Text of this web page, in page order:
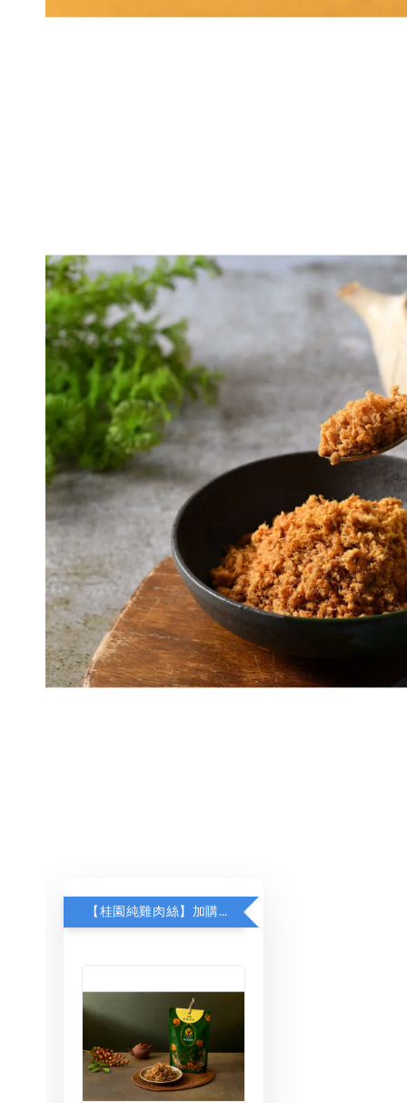
【桂園純雞肉絲】加購 $199